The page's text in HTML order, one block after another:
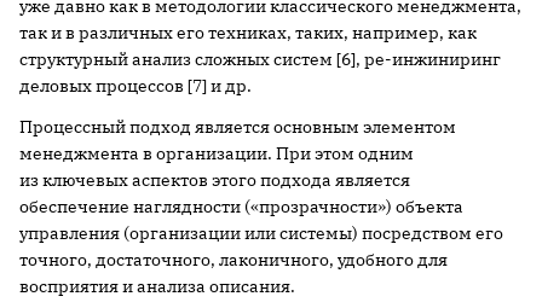
уже давно как в методологии классического менеджмента,
так и в различных его техниках, таких, например, как
структурный анализ сложных систем [6], ре-инжиниринг
деловых процессов [7] и др.
Процессный подход является основным элементом
менеджмента в организации. При этом одним
из ключевых аспектов этого подхода является
обеспечение наглядности («прозрачности») объекта
управления (организации или системы) посредством его
точного, достаточного, лаконичного, удобного для
восприятия и анализа описания.